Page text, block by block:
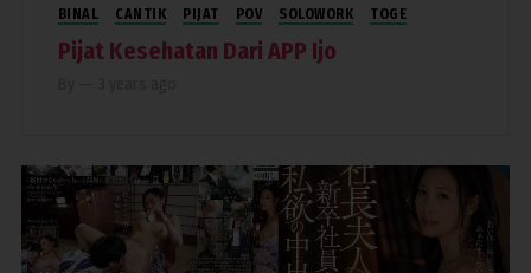
BINAL CANTIK PIJAT POV SOLOWORK TOGE
Pijat Kesehatan Dari APP Ijo